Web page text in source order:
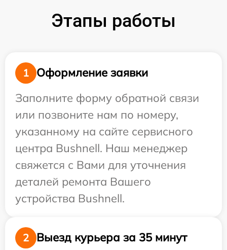
Этапы работы
1
Оформление заявки
Заполните форму обратной связи
или позвоните нам по номеру,
указанному на сайте сервисного
центра Bushnell. Наш менеджер
свяжется с Вами для уточнения
деталей ремонта Вашего
устройства Bushnell.
2 Выезд курьера за 35 минут